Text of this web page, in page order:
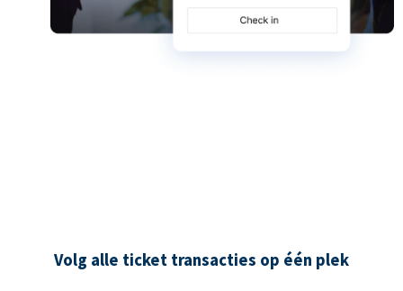
Volg alle ticket transacties op één plek